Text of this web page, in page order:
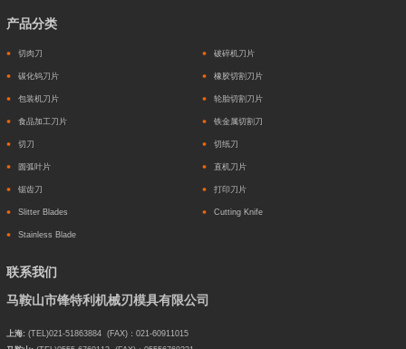
产品分类
切肉刀 破碎机刀片
碳化钨刀片 橡胶切割刀片
包装机刀片 轮胎切割刀片
食品加工刀片 铁金属切割刀
切刀 切纸刀
圆弧叶片 直机刀片
锯齿刀 打印刀片
Slitter Blades Cutting Knife
Stainless Blade
联系我们
马鞍山市锋特利机械刃模具有限公司
上海: (TEL)021-51863884 (FAX)：021-60911015